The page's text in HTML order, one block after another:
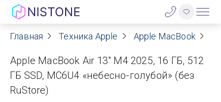
Акции
О нас
Блог
Главная Техника Apple Apple MacBook
Apple MacBook Air 13" M4 2025, 16 ГБ, 512
ГБ SSD, MC6U4 «небесно-голубой» (без
RuStore)